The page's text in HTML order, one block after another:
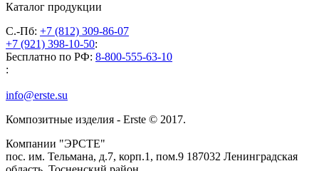
Каталог продукции
С.-Пб: +7 (812) 309-86-07
+7 (921) 398-10-50:
Бесплатно по РФ: 8-800-555-63-10
:
info@erste.su
Композитные изделия - Erste © 2017.
Компании "ЭРСТЕ"
пос. им. Тельмана, д.7, корп.1, пом.9 187032 Ленинградская